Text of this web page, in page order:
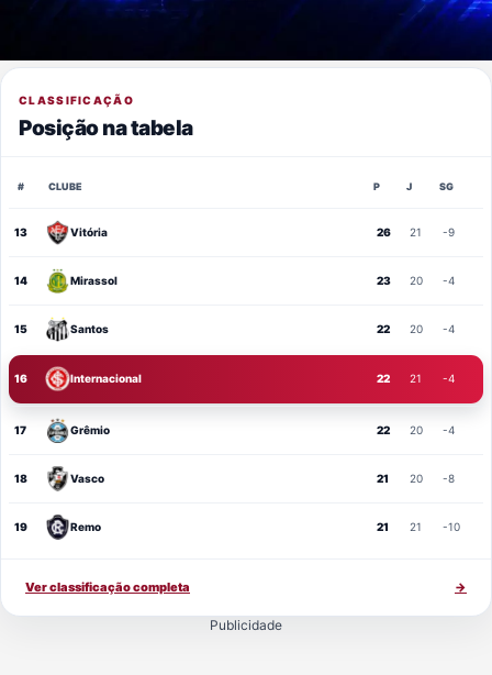
CLASSIFICAÇÃO
Posição na tabela
# CLUBE P J SG
13 Vitória 26 21 -9
14 Mirassol 23 20 -4
15 Santos 22 20 -4
16 Internacional 22 21 -4
17 Grêmio 22 20 -4
18 Vasco 21 20 -8
19 Remo 21 21 -10
Ver classificação completa →
Publicidade